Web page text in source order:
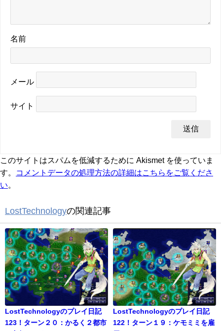
名前
メール
サイト
このサイトはスパムを低減するために Akismet を使っていま
す。
コメントデータの処理方法の詳細はこちらをご覧くださ
い
LostTechnologyの関連記事
LostTechnologyのプレイ日記
123！ターン２０：かるく２都市
LostTechnologyのプレイ日記
122！ターン１９：ケモミミを雇